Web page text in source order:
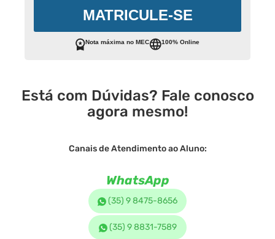
MATRICULE-SE
Nota máxima no MEC 100% Online
Está com Dúvidas? Fale conosco
agora mesmo!
Canais de Atendimento ao Aluno:
WhatsApp
(35) 9 8475-8656
(35) 9 8831-7589